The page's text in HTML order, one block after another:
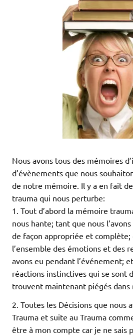
Nous avons tous des mémoires
d’évènements que nous
de notre mémoire. Il y a en fait
trauma qui nous perturbe:
1. Tout d’abord la mémoire
nous hante; tant que nous
de façon appropriée et complète;
l’ensemble des émotions et des
avons eu pendant l’événement;
réactions instinctives qui se sont
trouvent maintenant piégés dans
2. Toutes les Décisions que nous
Trauma et suite au Trauma
être à mon compte car je ne sais